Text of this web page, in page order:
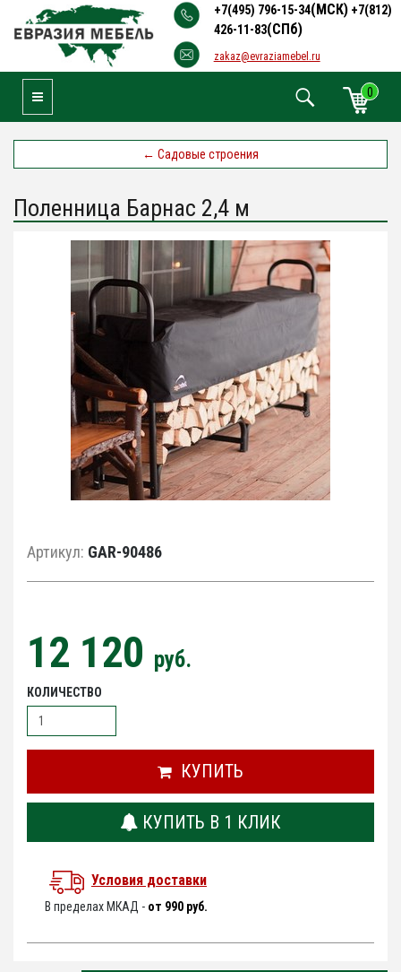
+7(495) 796-15-34(МСК) +7(812)
426-11-83(СПб)
zakaz@evraziamebel.ru
0
Toggle Navigation
← Садовые строения
Поленница Барнас 2,4 м
Артикул: GAR-90486
12 120 руб.
КОЛИЧЕСТВО
КУПИТЬ
КУПИТЬ В 1 КЛИК
Условия доставки
В пределах МКАД - от 990 руб.